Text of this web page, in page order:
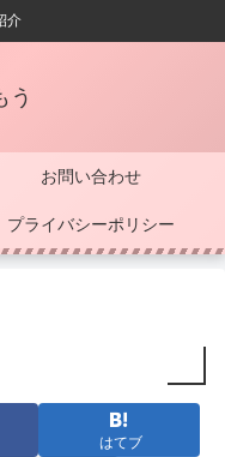
介
う
お問い合わせ
プライバシーポリシー
はてブ